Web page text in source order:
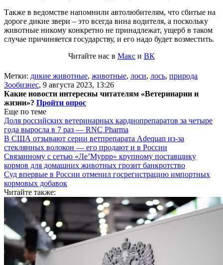
Также в ведомстве напомнили автолюбителям, что сбитые на
дороге дикие звери – это всегда вина водителя, а поскольку
животные никому конкретно не принадлежат, ущерб в таком
случае причиняется государству, и его надо будет возместить.
Читайте нас в Макс и ВК
Метки: дикие животные, животные, лоси, лось, природа
Зообизнес, 9 августа 2023, 13:26
Какие новости интересны читателям «Ветеринарии и
жизни»? Пройти опрос
Еще по теме
Доля российских ветеринарных кардиопрепаратов за четыре
года выросла в 7 раз — RNC Pharma
В США отзывают серии ветпрепарата Adequan из-за
стеклянных волокон — его продают и в России
Связанному с сетью «Ле’Муррр» крупному поставщику
кормов для домашних животных грозит банкротство
Суд впервые в России отменил госрегистрацию импортных
кормовых добавок
Читайте также: